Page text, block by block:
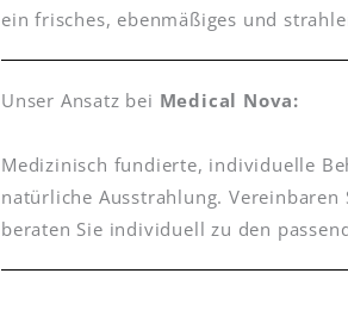
ein frisches, ebenmäßiges und
Unser Ansatz bei Medical Nova:
Medizinisch fundierte, individuelle
natürliche Ausstrahlung.
beraten Sie individuell zu den